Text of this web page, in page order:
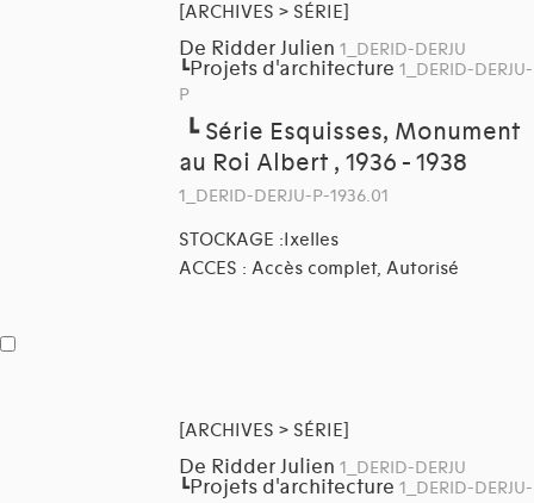
[ARCHIVES > SÉRIE]
De Ridder Julien 1_DERID-DERJU
┗Projets d'architecture 1_DERID-DERJU-
P
┗ Série Esquisses, Monument
au Roi Albert , 1936 - 1938
1_DERID-DERJU-P-1936.01
STOCKAGE :Ixelles
ACCES : Accès complet, Autorisé
[ARCHIVES > SÉRIE]
De Ridder Julien 1_DERID-DERJU
┗Projets d'architecture 1_DERID-DERJU-